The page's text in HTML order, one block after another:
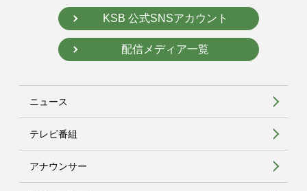
KSB 公式SNSアカウント
配信メディア一覧
ニュース
テレビ番組
アナウンサー